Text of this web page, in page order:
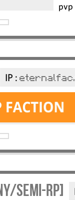
pvp
IP :
Semi-RP]